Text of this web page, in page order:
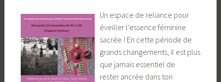
médecine
de
l’argile
Un espace de reliance pour
éveiller l’essence féminine
sacrée ! En cette période de
grands changements, il est plus
que jamais essentiel de
rester ancrée dans ton